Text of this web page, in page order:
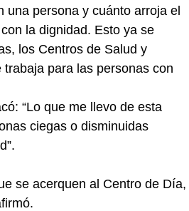
una persona y cuánto arroja el
la dignidad. Esto ya se
los Centros de Salud y
para las personas con
“Lo que me llevo de esta
ciegas o disminuidas
se acerquen al Centro de Día,